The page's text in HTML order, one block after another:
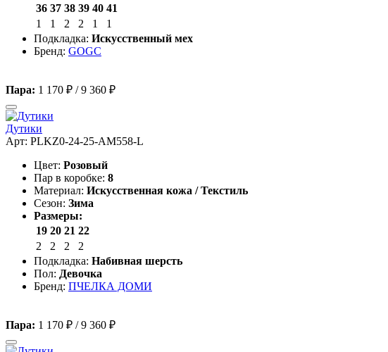
36 37 38 39 40 41
1
1 2 2 1
1
Подкладка: Искусственный мех
Бренд: GOGC
Пара: 1 170 ₽ /9 360 ₽
Дутики
Арт: PLKZ0-24-25-AM558-L
Цвет: Розовый
Пар в коробке: 8
Материал: Искусственная кожа / Текстиль
Сезон: Зима
Размеры:
19 20 21 22
2
2 2
2
Подкладка: Набивная шерсть
Пол: Девочка
Бренд: ПЧЕЛКА ДОМИ
Пара: 1 170 ₽ /9 360 ₽